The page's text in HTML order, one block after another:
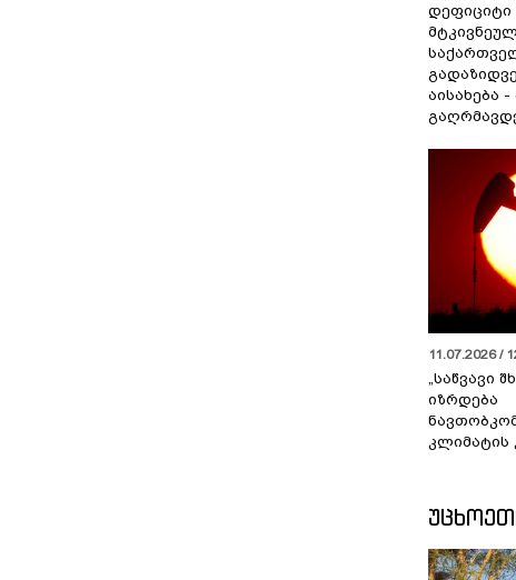
აისახება
11.07.2026 /
„საწვავი
იზრდება
კლიმატის